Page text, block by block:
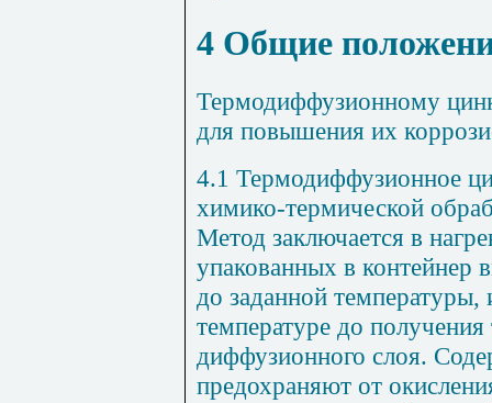
4 Общие
Термодиффузионному
для повышения их
4.1 Термодиффузионное
химико-термической
Метод заключается в
упакованных в контейнер
до заданной
температуре до
диффузионного слоя.
предохраняют от